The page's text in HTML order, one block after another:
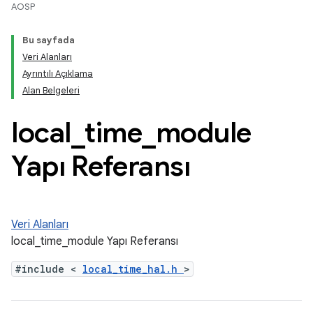
AOSP
Bu sayfada
Veri Alanları
Ayrıntılı Açıklama
Alan Belgeleri
local time module
Yapı Referansı
Veri Alanları
local_time_module Yapı Referansı
#include < local_time_hal.h >